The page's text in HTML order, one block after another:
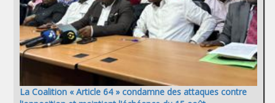
La Coalition « Article 64 » condamne des attaques contre